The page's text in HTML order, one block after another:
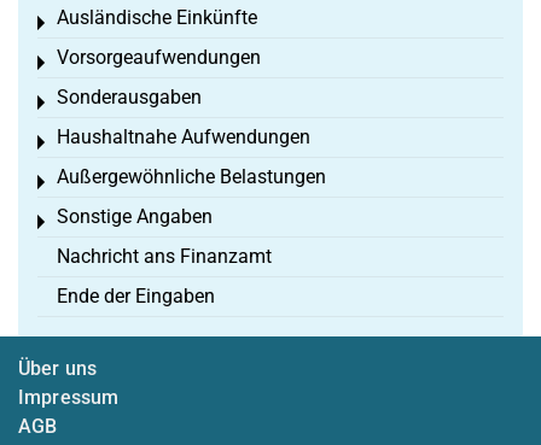
Ausländische Einkünfte
Toggle menu
Vorsorgeaufwendungen
Toggle menu
Sonderausgaben
Toggle menu
Haushaltnahe Aufwendungen
Toggle menu
Außergewöhnliche Belastungen
Toggle menu
Sonstige Angaben
Toggle menu
Nachricht ans Finanzamt
Ende der Eingaben
Über uns
Impressum
AGB